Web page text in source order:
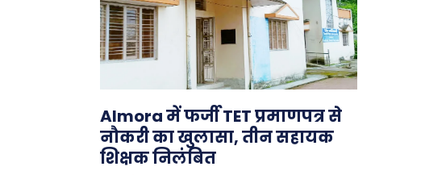
Almora में फर्जी TET प्रमाणपत्र से
नौकरी का खुलासा, तीन सहायक
शिक्षक निलंबित